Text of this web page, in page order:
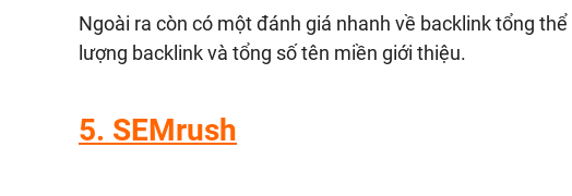
Ngoài ra còn có một đánh giá nhanh về backlink tổng
lượng backlink và tổng số tên miền giới thiệu.
5. SEMrush